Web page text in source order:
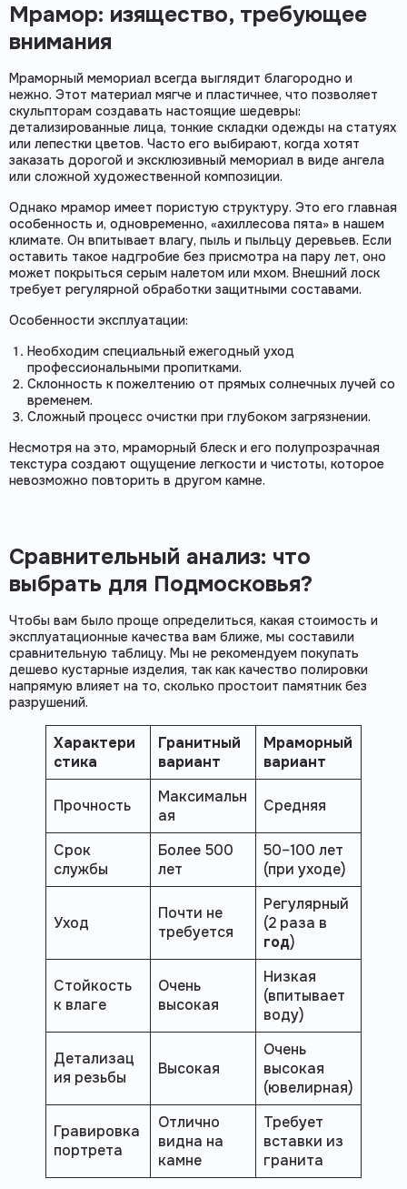
Мрамор: изящество, требующее
внимания
Мраморный мемориал всегда выглядит благородно и
нежно. Этот материал мягче и пластичнее, что позволяет
скульпторам создавать настоящие шедевры:
детализированные лица, тонкие складки одежды на статуях
или лепестки цветов. Часто его выбирают, когда хотят
заказать дорогой и эксклюзивный мемориал в виде ангела
или сложной художественной композиции.
Однако мрамор имеет пористую структуру. Это его главная
особенность и, одновременно, «ахиллесова пята» в нашем
климате. Он впитывает влагу, пыль и пыльцу деревьев. Если
оставить такое надгробие без присмотра на пару лет, оно
может покрыться серым налетом или мхом. Внешний лоск
требует регулярной обработки защитными составами.
Особенности эксплуатации:
Необходим специальный ежегодный уход
профессиональными пропитками.
Склонность к пожелтению от прямых солнечных лучей со
временем.
Сложный процесс очистки при глубоком загрязнении.
Несмотря на это, мраморный блеск и его полупрозрачная
текстура создают ощущение легкости и чистоты, которое
невозможно повторить в другом камне.
Сравнительный анализ: что
выбрать для Подмосковья?
Чтобы вам было проще определиться, какая стоимость и
эксплуатационные качества вам ближе, мы составили
сравнительную таблицу. Мы не рекомендуем покупать
дешево кустарные изделия, так как качество полировки
напрямую влияет на то, сколько простоит памятник без
разрушений.
Характери
стика
Гранитный
вариант
Мраморный
вариант
Прочность
Максимальн
ая
Средняя
Срок
службы
Более 500
лет
50–100 лет
(при уходе)
Уход
Почти не
требуется
Регулярный
(2 раза в
год)
Стойкость
к влаге
Очень
высокая
Низкая
(впитывает
воду)
Детализац
ия резьбы
Высокая
Очень
высокая
(ювелирная)
Гравировка
портрета
Отлично
видна на
камне
Требует
вставки из
гранита